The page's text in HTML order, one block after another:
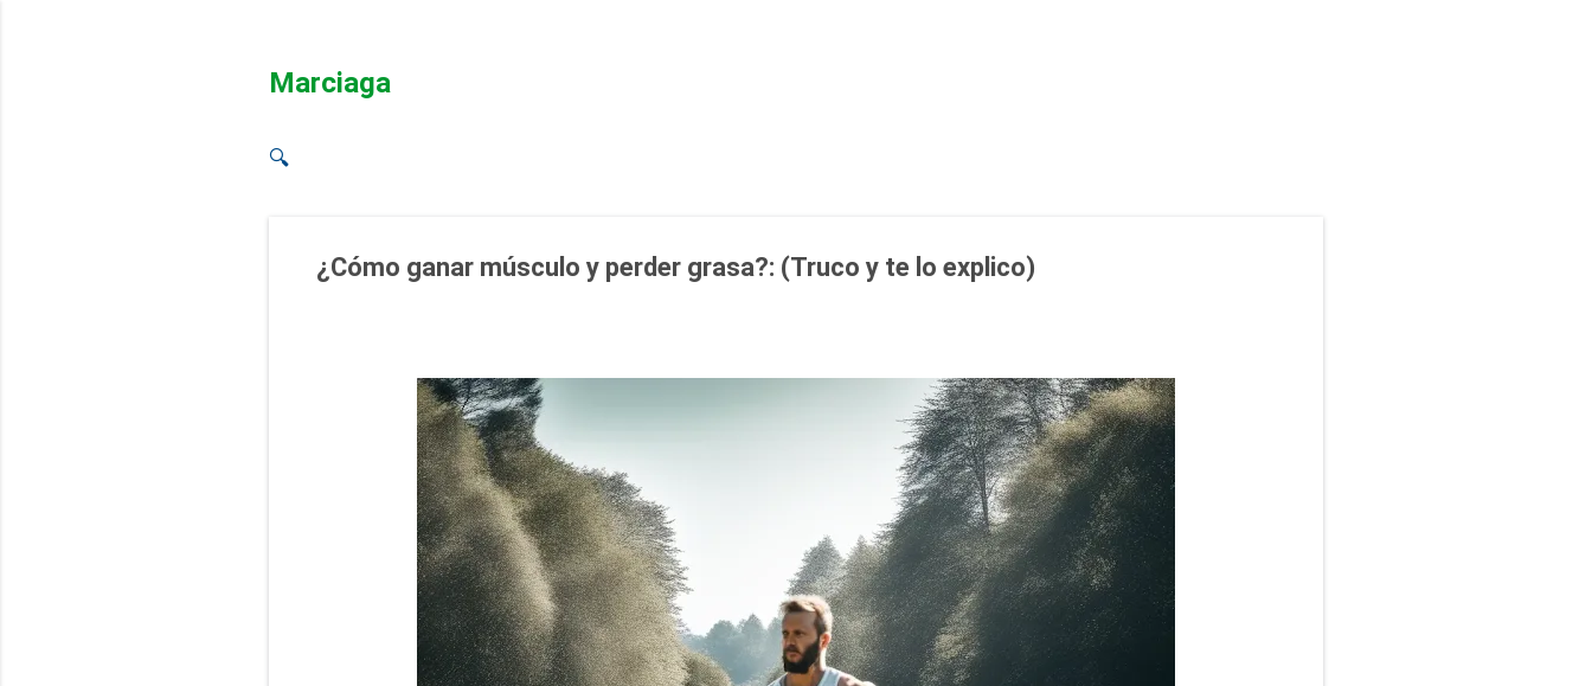
Marciaga
🔍
¿Cómo ganar músculo y perder grasa?: (Truco y te lo explico)